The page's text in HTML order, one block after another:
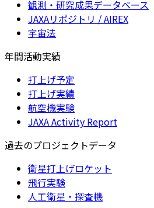
観測・研究成果データベース
JAXAリポジトリ / AIREX
宇宙法
年間活動実績
打上げ予定
打上げ実績
航空機実験
JAXA Activity Report
過去のプロジェクトデータ
衛星打上げロケット
飛行実験
人工衛星・探査機